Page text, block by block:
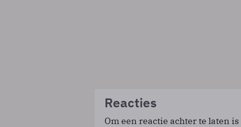
Reacties
Om een reactie achter te laten